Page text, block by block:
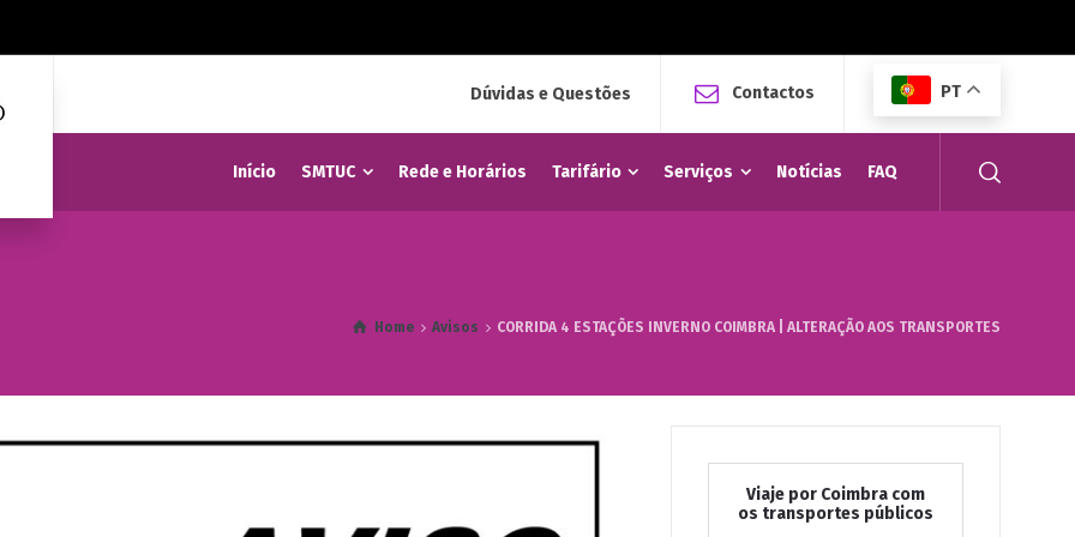
Dúvidas e Questões Contactos PT
Início SMTUC Rede e Horários Tarifário Serviços Notícias FAQ
Home Avisos CORRIDA 4 ESTAÇÕES INVERNO COIMBRA | ALTERAÇÃO AOS TRANSPORTES
Viaje por Coimbra com
os transportes públicos